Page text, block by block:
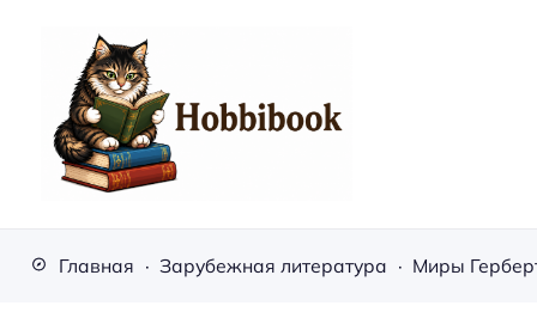
Главная Зарубежная литература